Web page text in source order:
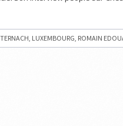
, LUXEMBOURG, ROMAIN